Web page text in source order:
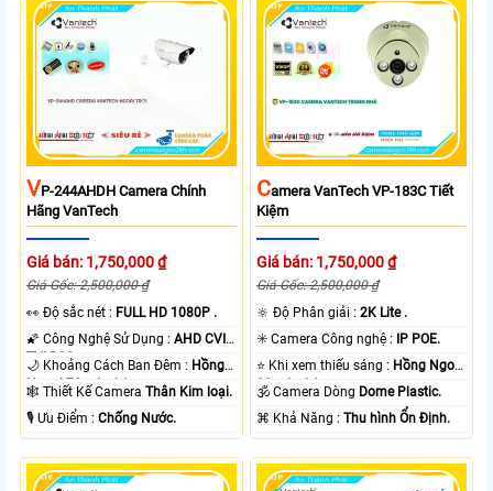
VP-244AHDH Camera Chính
Hãng VanTech
Giá bán: 1,750,000 ₫
Giá Gốc: 2,500,000 ₫
️👀 Độ sắc nét : FULL HD 1080P .
🌠 Công Nghệ Sử Dụng :AHD CVI
TVI BCS.
🌙 Khoảng Cách Ban Đêm : Hồng
Ngoại 70m Led Array.
🕸️ Thiết Kế CameraThân Kim loại.
️🎙 Ưu Điểm :Chống Nước.
CAmera VanTech VP-183C Tiết
Kiệm
Giá bán: 1,750,000 ₫
Giá Gốc: 2,500,000 ₫
🔆 Độ Phân giải :2K Lite .
✳️ Camera Công nghệ :
IP POE.
⭐ Khi xem thiếu sáng : Hồng Ngoại
30m Led Array.
🕉️ Camera Dòng Dome Plastic.
️⌘ Khả Năng :Thu hình Ổn Định.